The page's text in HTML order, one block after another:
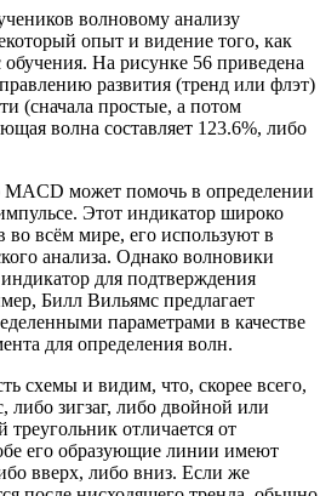
волновому анализу
опыт и видение того, как
На рисунке 56 приведена
развития (тренд или флэт)
(сначала простые, а потом
волна составляет 123.6%, либо
может помочь в определении
Этот индикатор широко
во всём мире, его используют в
анализа. Однако волновики
для подтверждения
Билл Вильямс предлагает
параметрами в качестве
для определения волн.
схемы и видим, что, скорее всего,
либо зигзаг, либо двойной или
отличается от
его образующие линии имеют
вверх, либо вниз. Если же